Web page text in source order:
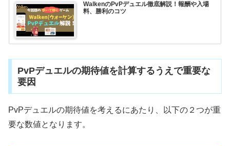
WalkenのPvPデュエル徹底解説！報酬や入場
料、勝利のコツ
PvPデュエルの期待値を計算するうえで重要な
要因
PvPデュエルの期待値を考えるにあたり、以下の２つが重
要な数値となります。